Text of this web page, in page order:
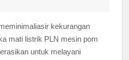
kekurangan
mati listrik PLN mesin pom
untuk melayani